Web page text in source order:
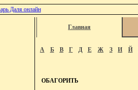
Главная
А Б В Г Д Е Ж З И Й
ОБАГОРИТЬ